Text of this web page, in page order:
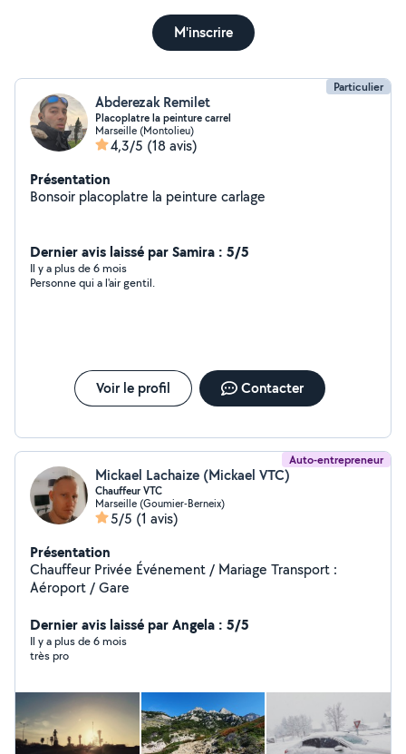
M'inscrire
Particulier
Abderezak Remilet
Placoplatre la peinture carrel
Marseille (Montolieu)
4,3/5 (18 avis)
Présentation
Bonsoir placoplatre la peinture carlage
Dernier avis laissé par Samira : 5/5
Il y a plus de 6 mois
Personne qui a l'air gentil.
Voir le profil Contacter
Auto-entrepreneur
Mickael Lachaize (Mickael VTC)
Chauffeur VTC
Marseille (Goumier-Berneix)
5/5 (1 avis)
Présentation
Chauffeur Privée Événement / Mariage Transport :
Aéroport / Gare
Dernier avis laissé par Angela : 5/5
Il y a plus de 6 mois
très pro